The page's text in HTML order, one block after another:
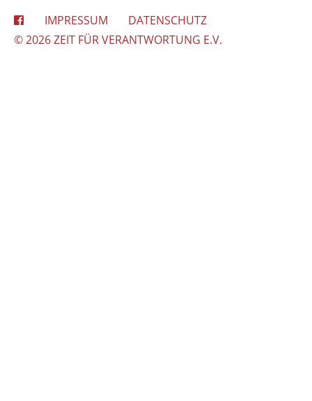
IMPRESSUM
DATENSCHUTZ
© 2026 ZEIT FÜR VERANTWORTUNG E.V.